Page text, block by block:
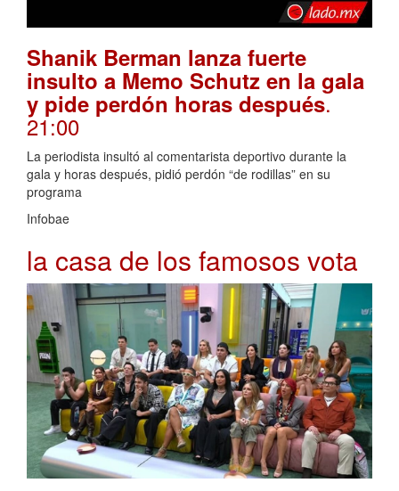
Shanik Berman lanza fuerte
insulto a Memo Schutz en la gala
y pide perdón horas después.
21:00
La periodista insultó al comentarista deportivo durante la
gala y horas después, pidió perdón “de rodillas” en su
programa
Infobae
la casa de los famosos vota